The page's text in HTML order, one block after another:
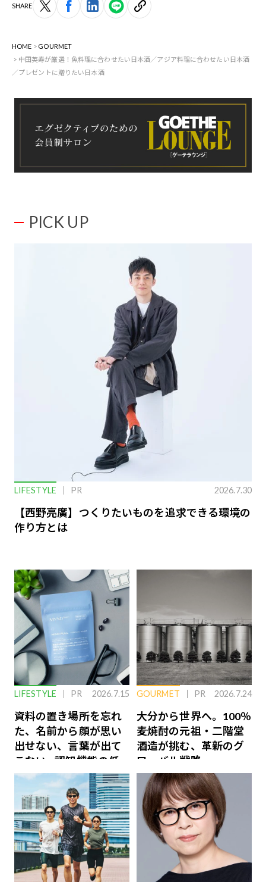
SHARE
HOME
GOURMET
中田英寿が厳選！魚料理に合わせたい日本酒／アジア料理に合わせたい日本酒
／プレゼントに贈りたい日本酒
PICK UP
LIFESTYLE PR 2026.7.30
【西野亮廣】つくりたいものを追求できる環境の
作り方とは
LIFESTYLE PR 2026.7.15
資料の置き場所を忘れ
た、名前から顔が思い
出せない、言葉が出て
こない…認知機能の低
下を救う、脳のインナ
ーケアとは
GOURMET PR 2026.7.24
大分から世界へ。100％
麦焼酎の元祖・二階堂
酒造が挑む、革新のグ
ローバル戦略